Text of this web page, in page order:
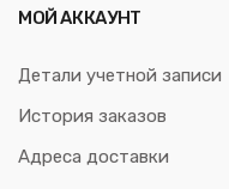
МОЙ АККАУНТ
Детали учетной записи
История заказов
Адреса доставки